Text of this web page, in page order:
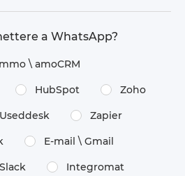
a WhatsApp?
\​ amoCRM
HubSpot Zoho
Useddesk Zapier
E-mail \​ Gmail
Slack Integromat